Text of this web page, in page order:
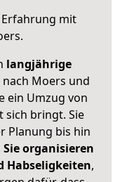
Erfahrung mit
.
langjährige
Moers und
ein Umzug von
sich bringt. Sie
Planung bis hin
Sie organisieren
Habseligkeiten,